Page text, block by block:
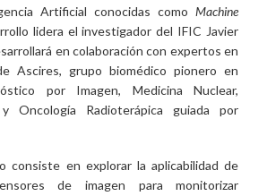
Artificial conocidas comoMachine
lidera el investigador del IFIC Javier
en colaboración con expertos en
Ascires, grupo biomédico pionero en
por Imagen, Medicina Nuclear,
Oncología Radioterápica guiada por
consiste en explorar la aplicabilidad de
de imagen para monitorizar